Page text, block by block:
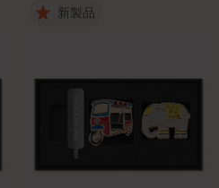
新製品